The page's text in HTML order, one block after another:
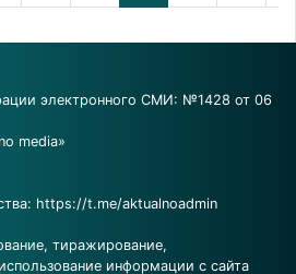
электронного СМИ: №1428 от 06
media»
https://t.me/aktualnoadmin
тиражирование,
информации с сайта